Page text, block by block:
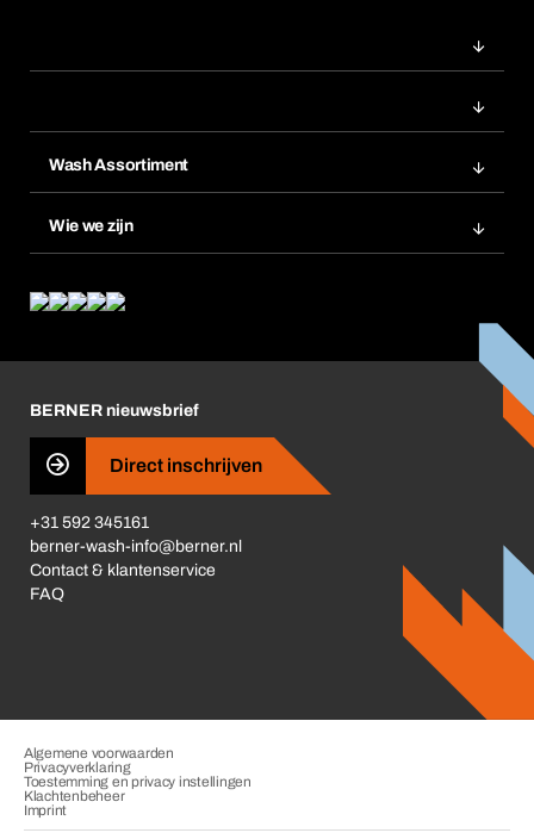
Wash Assortiment
Wie we zijn
Wat ons drijft
Business Conduct
BERNER nieuwsbrief
Direct inschrijven
+31 592 345161
berner-wash-info@berner.nl
Contact & klantenservice
FAQ
Algemene voorwaarden
Privacyverklaring
Toestemming en privacy instellingen
Klachtenbeheer
Imprint